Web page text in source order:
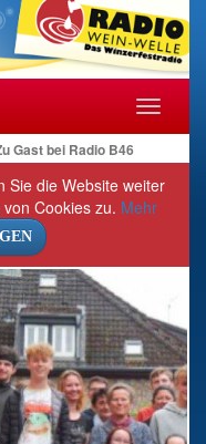
öffnen/
Gast bei Radio B46
Sie die Website weiter
Cookies zu. Mehr